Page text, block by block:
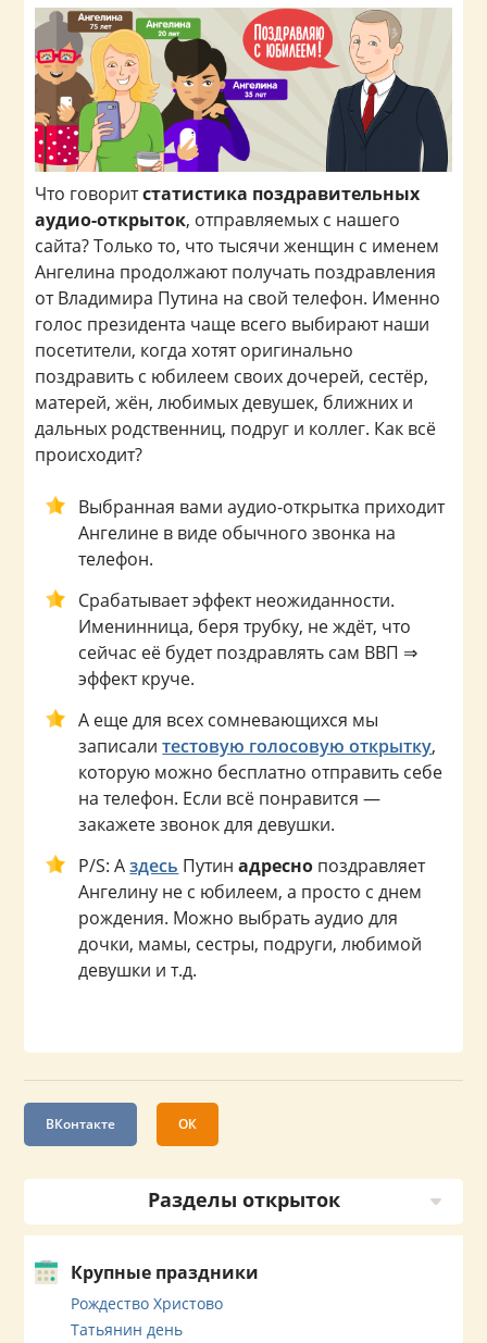
Что говоритстатистика поздравительных
аудио-открыток, отправляемых с нашего
сайта? Только то, что тысячи женщин с именем
Ангелина продолжают получать поздравления
от Владимира Путина на свой телефон. Именно
голос президента чаще всего выбирают наши
посетители, когда хотят оригинально
поздравить с юбилеем своих дочерей, сестёр,
матерей, жён, любимых девушек, ближних и
дальных родственниц, подруг и коллег. Как всё
происходит?
Выбранная вами аудио-открытка приходит
Ангелине в виде обычного звонка на
телефон.
Срабатывает эффект неожиданности.
Именинница, беря трубку, не ждёт, что
сейчас её будет поздравлять сам ВВП ⇒
эффект круче.
А еще для всех сомневающихся мы
записалитестовую голосовую открытку,
которую можно бесплатно отправить себе
на телефон. Если всё понравится —
закажете звонок для девушки.
P/S: Аздесь Путинадресно поздравляет
Ангелину не с юбилеем, а просто с днем
рождения. Можно выбрать аудио для
дочки, мамы, сестры, подруги, любимой
девушки и т.д.
ВКонтакте ОК
Разделы открыток
Крупные праздники
Рождество Христово
Татьянин день